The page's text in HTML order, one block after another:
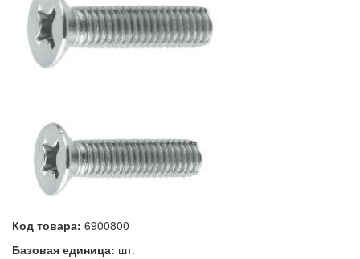
Код товара: 6900800
Базовая единица: шт.